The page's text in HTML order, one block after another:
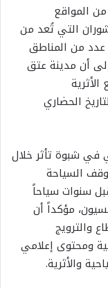
المواقع
التي تُعد من
عدد من المناطق
إلى أن مدينة عتق
الحضاري
في شبوة تأثر خلال
السياحة
سنوات سياحاً
مؤكداً أن
والترويج
ومحتوى إعلامي
والأثرية.